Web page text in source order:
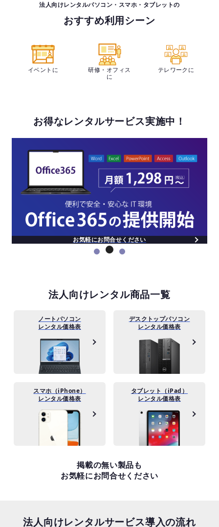
法人向けレンタルパソコン・スマホ・タブレットの
おすすめ利用シーン
イベントに
研修・オフィス
に
テレワークに
お得なレンタルサービス実施中！
レンタル1ヵ月無料追加の詳細
法人向けレンタル商品一覧
ノートパソコン
レンタル価格表
デスクトップパソコン
レンタル価格表
スマホ（iPhone）
レンタル価格表
タブレット（iPad）
レンタル価格表
掲載の無い製品も
お気軽にお問合せください
法人向けレンタルサービス導入の流れ